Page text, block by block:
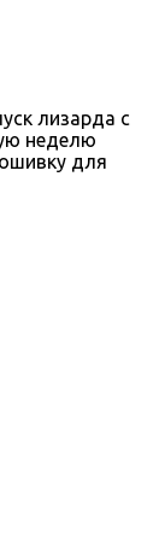
лизарда с
неделю
для